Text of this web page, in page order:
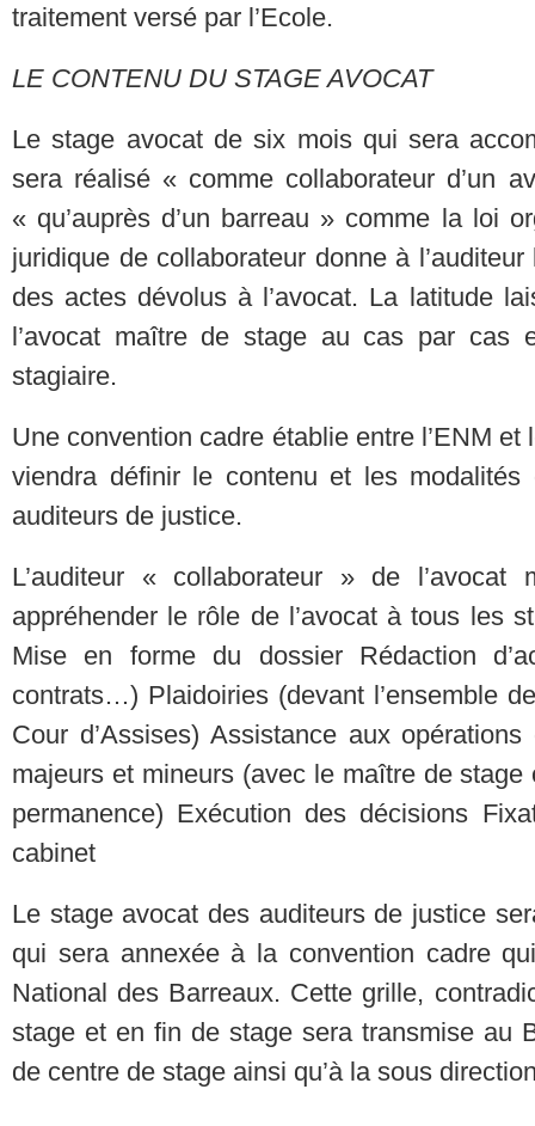
traitement versé par l’Ecole.
LE CONTENU DU STAGE AVOCAT
Le stage avocat de six mois qui sera
sera réalisé « comme collaborateur d’un
« qu’auprès d’un barreau » comme la loi
juridique de collaborateur donne à l’auditeur
des actes dévolus à l’avocat. La latitude
l’avocat maître de stage au cas par cas
stagiaire.
Une convention cadre établie entre l’ENM
viendra définir le contenu et les
auditeurs de justice.
L’auditeur « collaborateur » de
appréhender le rôle de l’avocat à tous les
Mise en forme du dossier Rédaction
contrats…) Plaidoiries (devant l’ensemble
Cour d’Assises) Assistance aux
majeurs et mineurs (avec le maître de stage
permanence) Exécution des décisions
cabinet
Le stage avocat des auditeurs de justice
qui sera annexée à la convention cadre
National des Barreaux. Cette grille,
stage et en fin de stage sera transmise au
de centre de stage ainsi qu’à la sous